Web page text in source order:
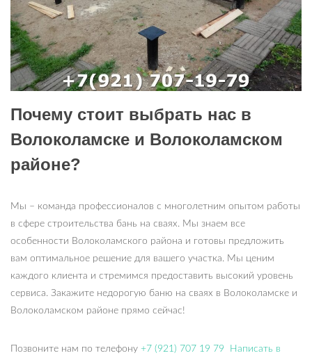
Почему стоит выбрать нас в
Волоколамске и Волоколамском
районе?
Мы – команда профессионалов с многолетним опытом работы
в сфере строительства бань на сваях. Мы знаем все
особенности Волоколамского района и готовы предложить
вам оптимальное решение для вашего участка. Мы ценим
каждого клиента и стремимся предоставить высокий уровень
сервиса. Закажите недорогую баню на сваях в Волоколамске и
Волоколамском районе прямо сейчас!
Позвоните нам по телефону +7 (921) 707 19 79
Написать в